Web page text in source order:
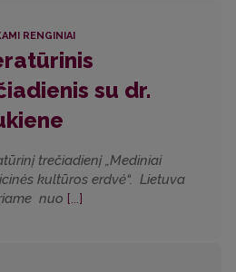
RENGINIAI
su dr.
trečiadienį „Mediniai
kultūros erdvė“. Lietuva
nuo [...]